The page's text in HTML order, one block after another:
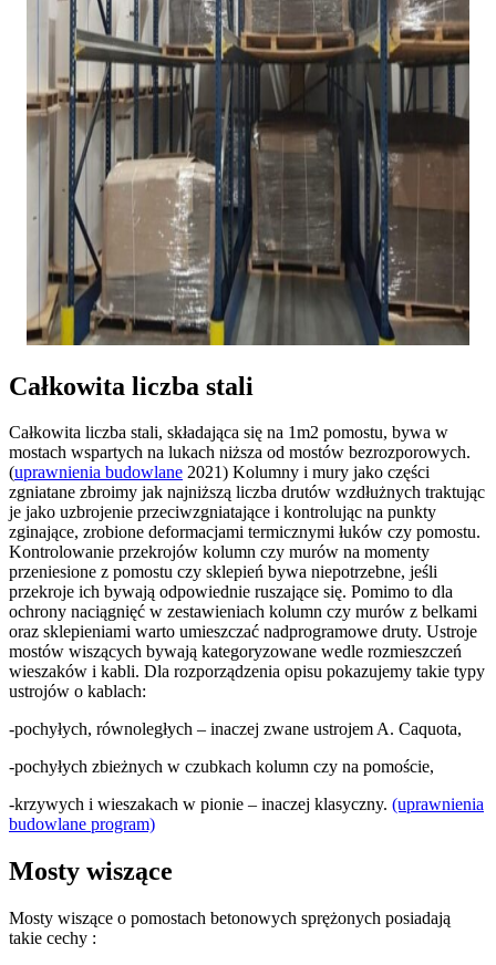
Całkowita liczba stali
Całkowita liczba stali, składająca się na 1m2 pomostu, bywa w
mostach wspartych na lukach niższa od mostów bezrozporowych.
(uprawnienia budowlane 2021) Kolumny i mury jako części
zgniatane zbroimy jak najniższą liczba drutów wzdłużnych traktując
je jako uzbrojenie przeciwzgniatające i kontrolując na punkty
zginające, zrobione deformacjami termicznymi łuków czy pomostu.
Kontrolowanie przekrojów kolumn czy murów na momenty
przeniesione z pomostu czy sklepień bywa niepotrzebne, jeśli
przekroje ich bywają odpowiednie ruszające się. Pomimo to dla
ochrony naciągnięć w zestawieniach kolumn czy murów z belkami
oraz sklepieniami warto umieszczać nadprogramowe druty. Ustroje
mostów wiszących bywają kategoryzowane wedle rozmieszczeń
wieszaków i kabli. Dla rozporządzenia opisu pokazujemy takie typy
ustrojów o kablach:
-pochyłych, równoległych – inaczej zwane ustrojem A. Caquota,
-pochyłych zbieżnych w czubkach kolumn czy na pomoście,
-krzywych i wieszakach w pionie – inaczej klasyczny. (uprawnienia
budowlane program)
Mosty wiszące
Mosty wiszące o pomostach betonowych sprężonych posiadają
takie cechy :